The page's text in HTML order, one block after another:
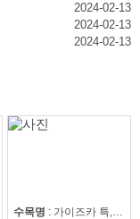
2024-02-13
2024-02-13
2024-02-13
수목명 : 가이즈카 특,회화15~30,조형해송,중국단풍 특 20점,해송8~20,느티나무20~50,회화15~30